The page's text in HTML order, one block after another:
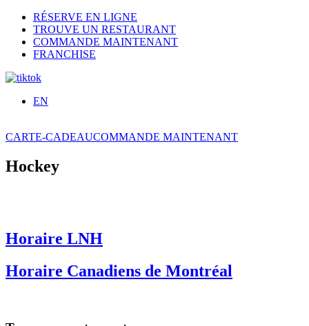
RÉSERVE EN LIGNE
TROUVE UN RESTAURANT
COMMANDE MAINTENANT
FRANCHISE
EN
CARTE-CADEAUCOMMANDE MAINTENANT
Hockey
Horaire LNH
Horaire Canadiens de Montréal